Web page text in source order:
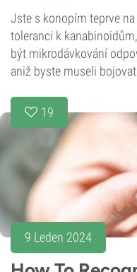
Jste s konopím teprve
toleranci k
být mikrodávkování
aniž byste museli
19
9 Leden 2024